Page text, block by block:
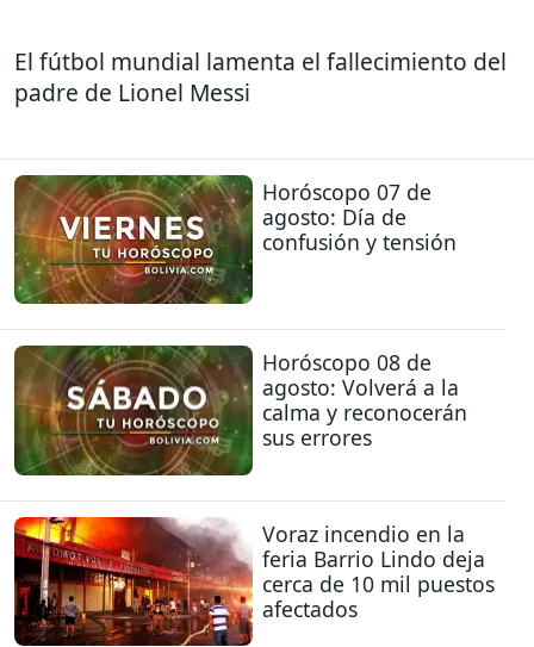
El fútbol mundial lamenta el fallecimiento del
padre de Lionel Messi
Horóscopo 07 de
agosto: Día de
confusión y tensión
Horóscopo 08 de
agosto: Volverá a la
calma y reconocerán
sus errores
Voraz incendio en la
feria Barrio Lindo deja
cerca de 10 mil puestos
afectados